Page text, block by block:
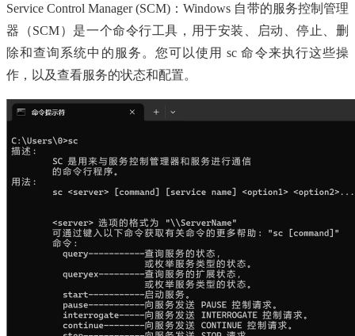
Service Control Manager (SCM)：Windows 自带的服务控制管理
器（SCM）是一个命令行工具，用于安装、启动、停止、删
除和查询系统中的服务。您可以使用 sc 命令来执行这些操
作，以及查看服务的状态和配置。